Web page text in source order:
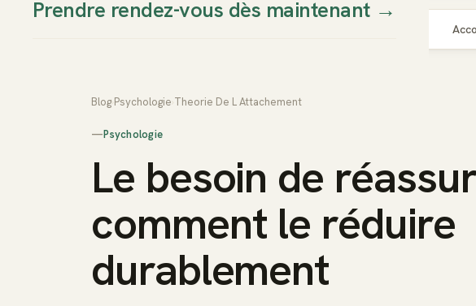
Prendre rendez-vous dès maintenant→
Blog Psychologie Theorie De L Attachement
—Psychologie
Le besoin de
comment le réduire
durablement